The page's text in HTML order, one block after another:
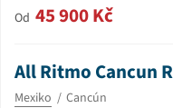
Od 45 900 Kč
All Ritmo Cancun
Mexiko Cancún